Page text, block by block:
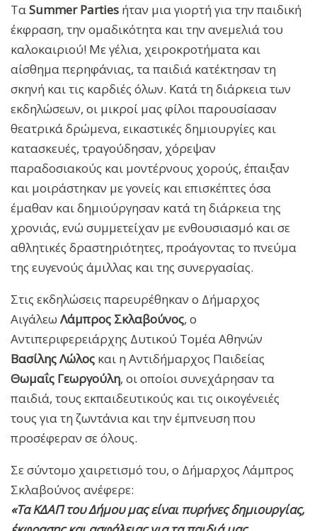
ΤαSummer Parties ήταν μια γιορτή για την παιδική
έκφραση, την ομαδικότητα και την ανεμελιά του
καλοκαιριού! Με γέλια, χειροκροτήματα και
αίσθημα περηφάνιας, τα παιδιά κατέκτησαν τη
σκηνή και τις καρδιές όλων. Κατά τη διάρκεια των
εκδηλώσεων, οι μικροί μας φίλοι παρουσίασαν
θεατρικά δρώμενα, εικαστικές δημιουργίες και
κατασκευές, τραγούδησαν, χόρεψαν
παραδοσιακούς και μοντέρνους χορούς, έπαιξαν
και μοιράστηκαν με γονείς και επισκέπτες όσα
έμαθαν και δημιούργησαν κατά τη διάρκεια της
χρονιάς, ενώ συμμετείχαν με ενθουσιασμό και σε
αθλητικές δραστηριότητες, προάγοντας το πνεύμα
της ευγενούς άμιλλας και της συνεργασίας.
Στις εκδηλώσεις παρευρέθηκαν ο Δήμαρχος
Αιγάλεω Λάμπρος Σκλαβούνος, ο
Αντιπεριφερειάρχης Δυτικού Τομέα Αθηνών
Βασίλης Λώλος και η Αντιδήμαρχος Παιδείας
Θωμαΐς Γεωργούλη, οι οποίοι συνεχάρησαν τα
παιδιά, τους εκπαιδευτικούς και τις οικογένειές
τους για τη ζωντάνια και την έμπνευση που
προσέφεραν σε όλους.
Σε σύντομο χαιρετισμό του, ο Δήμαρχος Λάμπρος
Σκλαβούνος ανέφερε:
«Τα ΚΔΑΠ του Δήμου μας είναι πυρήνες δημιουργίας,